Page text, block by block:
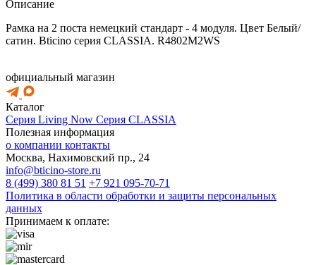
Описание
Рамка на 2 поста немецкий стандарт - 4 модуля. Цвет Белый/
сатин. Bticino серия CLASSIA. R4802M2WS
официальный магазин
Каталог
Серия Living Now Серия CLASSIA
Полезная информация
о компании контакты
Москва, Нахимовский пр., 24
info@bticino-store.ru
8 (499) 380 81 51 +7 921 095-70-71
Политика в области обработки и защиты персональных
данных
Принимаем к оплате: